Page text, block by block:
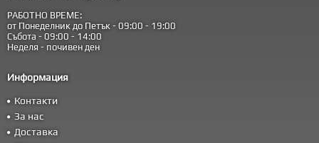
РАБОТНО ВРЕМЕ:
от Понеделник до Петък - 09:00 - 19:00
Събота - 09:00 - 14:00
Неделя - почивен ден
Информация
Контакти
За нас
Доставка